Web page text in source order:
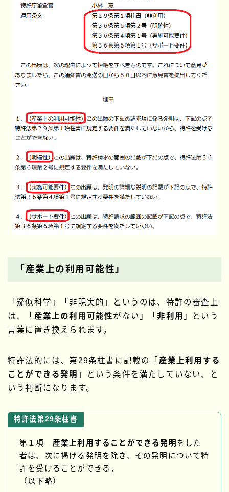
「産業上の利用可能性」
「疑似科学」「非現実的」というのは、特許の審査上
は、「 産業上の利用可能性がない」「非利用 」という
言葉に置き換えられます。
特許法的には、第29条柱書に記載の「 産業上利用する
ことができる発明 」という条件を満たしていない、と
いう判断になります。
特許法第29条柱書
第１項 産業上利用することができる発明 をした
者は、次に掲げる発明を除き、その発明について特
許を受けることができる。
（以下略）